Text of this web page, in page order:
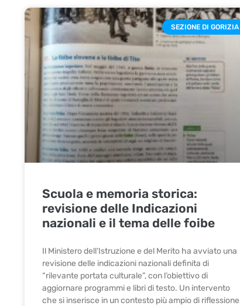
SEZIONE DI GORIZIA
Scuola e memoria storica:
revisione delle Indicazioni
nazionali e il tema delle foibe
Il Ministero dell’Istruzione e del Merito ha avviato una
revisione delle indicazioni nazionali definita di
“rilevante portata culturale”, con l’obiettivo di
aggiornare programmi e libri di testo. Un intervento
che si inserisce in un contesto più ampio di riflessione